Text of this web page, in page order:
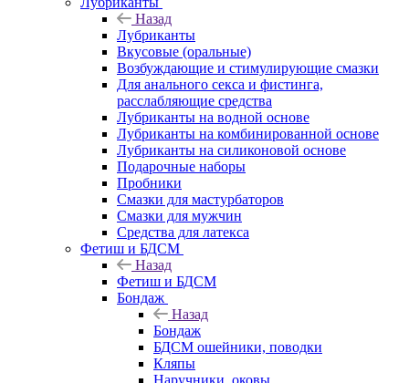
Назад
Лубриканты
Вкусовые (оральные)
Возбуждающие и стимулирующие смазки
Для анального секса и фистинга,
расслабляющие средства
Лубриканты на водной основе
Лубриканты на комбинированной основе
Лубриканты на силиконовой основе
Подарочные наборы
Пробники
Смазки для мастурбаторов
Смазки для мужчин
Средства для латекса
Фетиш и БДСМ
Назад
Фетиш и БДСМ
Бондаж
Назад
Бондаж
БДСМ ошейники, поводки
Кляпы
Наручники, оковы